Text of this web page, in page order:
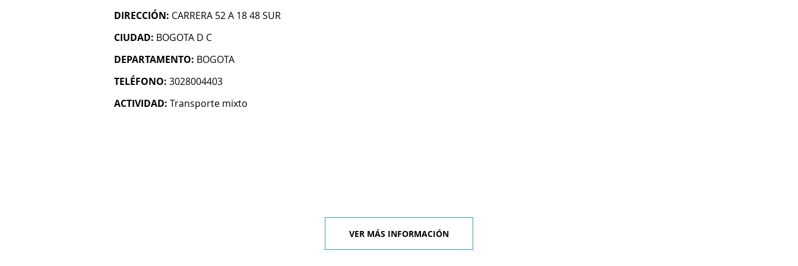
DIRECCIÓN: CARRERA 52 A 18 48 SUR
CIUDAD: BOGOTA D C
DEPARTAMENTO: BOGOTA
TELÉFONO: 3028004403
ACTIVIDAD: Transporte mixto
VER MÁS INFORMACIÓN